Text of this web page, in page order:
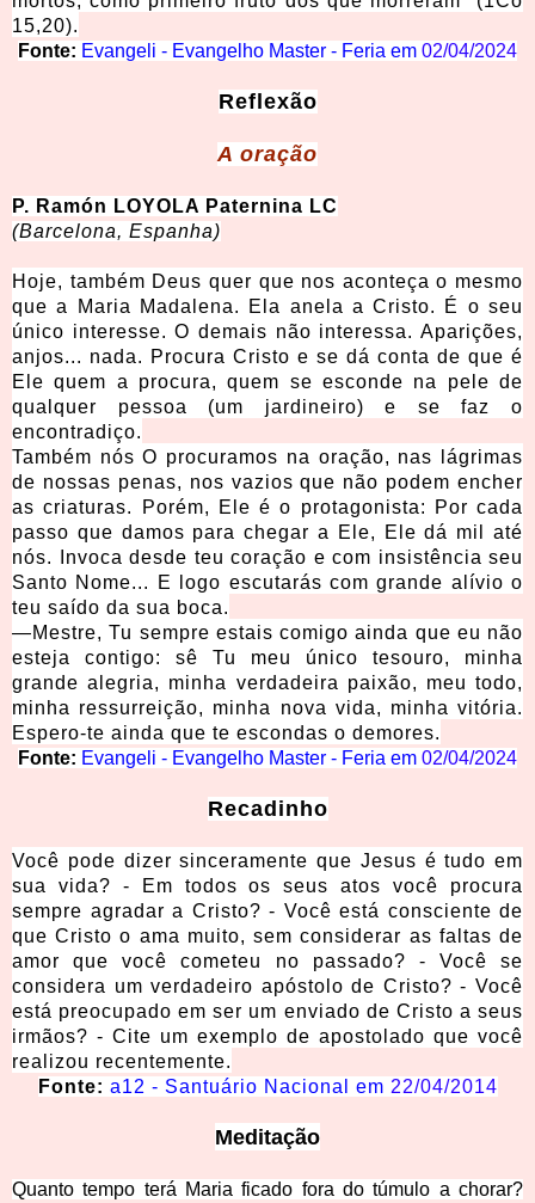
15,20).
Fonte: Evangeli - Evangelho Master - Feria em 02/04/2024
Reflexão
A oração
P. Ramón LOYOLA Paternina LC
(Barcelona, Espanha)
Hoje, também Deus quer que nos aconteça o mesmo
que a Maria Madalena. Ela anela a Cristo. É o seu
único interesse. O demais não interessa. Aparições,
anjos... nada. Procura Cristo e se dá conta de que é
Ele quem a procura, quem se esconde na pele de
qualquer pessoa (um jardineiro) e se faz o
encontradiço.
Também nós O procuramos na oração, nas lágrimas
de nossas penas, nos vazios que não podem encher
as criaturas. Porém, Ele é o protagonista: Por cada
passo que damos para chegar a Ele, Ele dá mil até
nós. Invoca desde teu coração e com insistência seu
Santo Nome... E logo escutarás com grande alívio o
teu saído da sua boca.
—Mestre, Tu sempre estais comigo ainda que eu não
esteja contigo: sê Tu meu único tesouro, minha
grande alegria, minha verdadeira paixão, meu todo,
minha ressurreição, minha nova vida, minha vitória.
Espero-te ainda que te escondas o demores.
Fonte: Evangeli - Evangelho Master - Feria em 02/04/2024
Recadinho
Você pode dizer sinceramente que Jesus é tudo em
sua vida? - Em todos os seus atos você procura
sempre agradar a Cristo? - Você está consciente de
que Cristo o ama muito, sem considerar as faltas de
amor que você cometeu no passado? - Você se
considera um verdadeiro apóstolo de Cristo? - Você
está preocupado em ser um enviado de Cristo a seus
irmãos? - Cite um exemplo de apostolado que você
realizou recentemente.
Fonte: a12 - Santuário Nacional em 22/04/2014
Meditação
Quanto tempo terá Maria ficado fora do túmulo a chorar?